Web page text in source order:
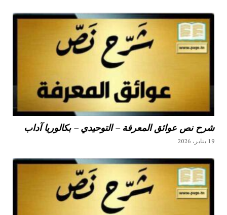
شرح نص عوائق المعرفة – التوحيدي – بكالوريا آداب
19 يناير، 2026